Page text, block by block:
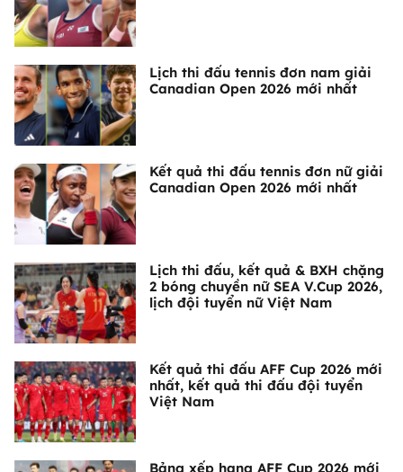
Lịch thi đấu tennis đơn nam giải
Canadian Open 2026 mới nhất
Kết quả thi đấu tennis đơn nữ giải
Canadian Open 2026 mới nhất
Lịch thi đấu, kết quả & BXH chặng
2 bóng chuyền nữ SEA V.Cup 2026,
lịch đội tuyển nữ Việt Nam
Kết quả thi đấu AFF Cup 2026 mới
nhất, kết quả thi đấu đội tuyển
Việt Nam
Bảng xếp hạng AFF Cup 2026 mới